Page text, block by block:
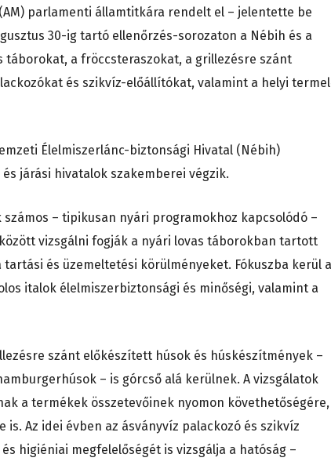
parlamenti államtitkára rendelt el – jelentette be
30-ig tartó ellenőrzés-sorozaton a Nébih és a
táborokat, a fröccsteraszokat, a grillezésre szánt
és szikvíz-előállítókat, valamint a helyi
Élelmiszerlánc-biztonsági Hivatal (Nébih)
járási hivatalok szakemberei végzik.
– tipikusan nyári programokhoz kapcsolódó –
vizsgálni fogják a nyári lovas táborokban tartott
és üzemeltetési körülményeket. Fókuszba kerül a
italok élelmiszerbiztonsági és minőségi, valamint a
szánt előkészített húsok és húskészítmények –
– is górcső alá kerülnek. A vizsgálatok
a termékek összetevőinek nyomon követhetőségére,
Az idei évben az ásványvíz palackozó és szikvíz
higiéniai megfelelőségét is vizsgálja a hatóság –